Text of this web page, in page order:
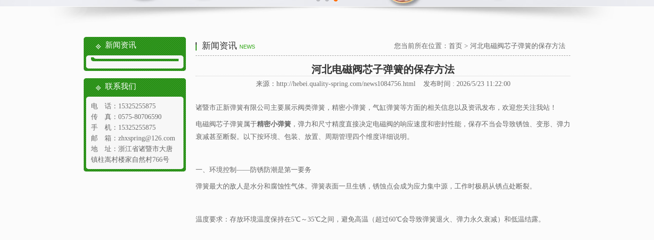
新闻资讯
联系我们
电 话：15325255875
传 真：0575-80706590
手 机：15325255875
邮 箱：zhxspring@126.com
地 址：浙江省诸暨市大唐
镇柱嵩村楼家自然村766号
新闻资讯 NEWS 您当前所在位置： 首页 > 河北电磁阀芯子弹簧的保存方法
河北电磁阀芯子弹簧的保存方法
来源：http://hebei.quality-spring.com/news1084756.html 发布时间 : 2026/5/23 11:22:00
诸暨市正新弹簧有限公司主要展示阀类弹簧 ，精密小弹簧，气缸弹簧等方面的相关信息以及资讯发布，欢迎您关注我站！
电磁阀芯子弹簧属于精密小弹簧 ，弹力和尺寸精度直接决定电磁阀的响应速度和密封性能，保存不当会导致锈蚀、变形、弹力
衰减甚至断裂。以下按环境、包装、放置、周期管理四个维度详细说明。
一、环境控制——防锈防潮是第一要务
弹簧最大的敌人是水分和腐蚀性气体。弹簧表面一旦生锈，锈蚀点会成为应力集中源，工作时极易从锈点处断裂。
温度要求：存放环境温度保持在5℃～35℃之间，避免高温（超过60℃会导致弹簧退火、弹力永久衰减）和低温结露。